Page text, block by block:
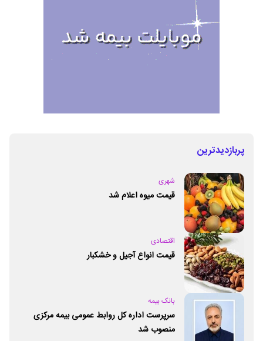
پربازدیدترین
شهری
قیمت میوه اعلام شد
اقتصادی
قیمت انواع آجیل و خشکبار
بانک بیمه
سرپرست اداره کل روابط عمومی بیمه مرکزی
منصوب شد